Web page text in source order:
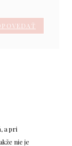
a pri
nie je